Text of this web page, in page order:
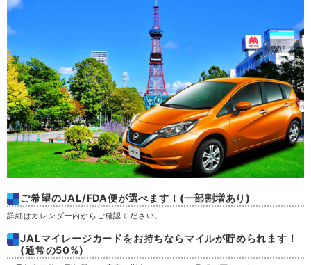
月 24
火 25
水 26
木 27
金 28
土 29
ご希望のJAL/FDA便が選べます！(一部割増あり)
詳細はカレンダー内からご確認ください。
JALマイレージカードをお持ちならマイルが貯められます！
(通常の50%)